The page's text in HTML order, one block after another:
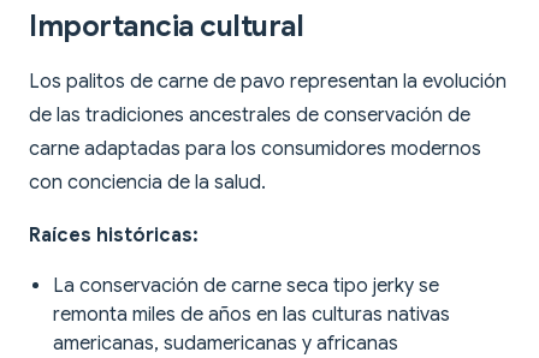
Importancia cultural
Los palitos de carne de pavo representan la evolución
de las tradiciones ancestrales de conservación de
carne adaptadas para los consumidores modernos
con conciencia de la salud.
Raíces históricas:
La conservación de carne seca tipo jerky se
remonta miles de años en las culturas nativas
americanas, sudamericanas y africanas